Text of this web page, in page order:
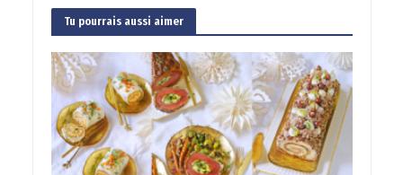
Tu pourrais aussi aimer